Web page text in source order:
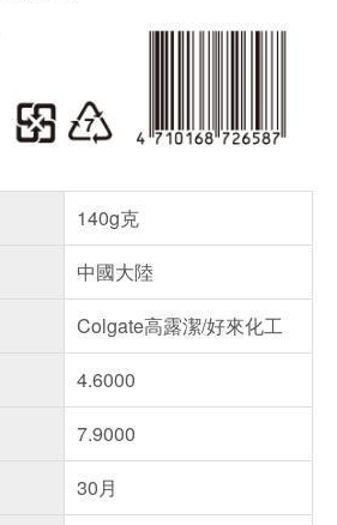
140g克
中國大陸
Colgate高露潔/好來化工
4.6000
7.9000
30月